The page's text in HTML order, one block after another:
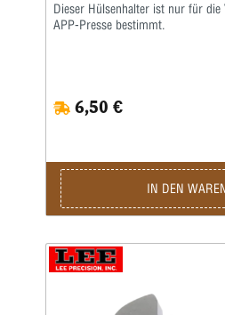
Dieser Hülsenhalter ist nur für
APP-Presse bestimmt.
6,50 €
IN DEN